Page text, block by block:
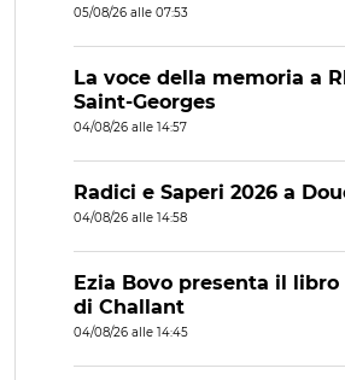
05/08/26 alle 07:53
La voce della memoria a
Saint-Georges
04/08/26 alle 14:57
Radici e Saperi 2026 a
04/08/26 alle 14:58
Ezia Bovo presenta il libro
di Challant
04/08/26 alle 14:45